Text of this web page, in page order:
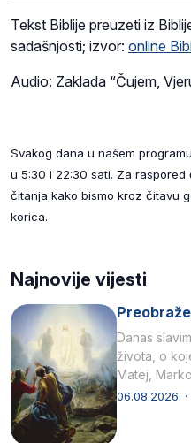
Tekst Biblije preuzeti iz
sadašnjosti; izvor: online
Audio: Zaklada “Čujem,
Svakog dana u našem
u 5:30 i 22:30 sati. Za
čitanja kako bismo kroz čitavu
korica.
Najnovije vijesti
Danas
života, o
Matej,
drugoj…
06.08.2026. ·